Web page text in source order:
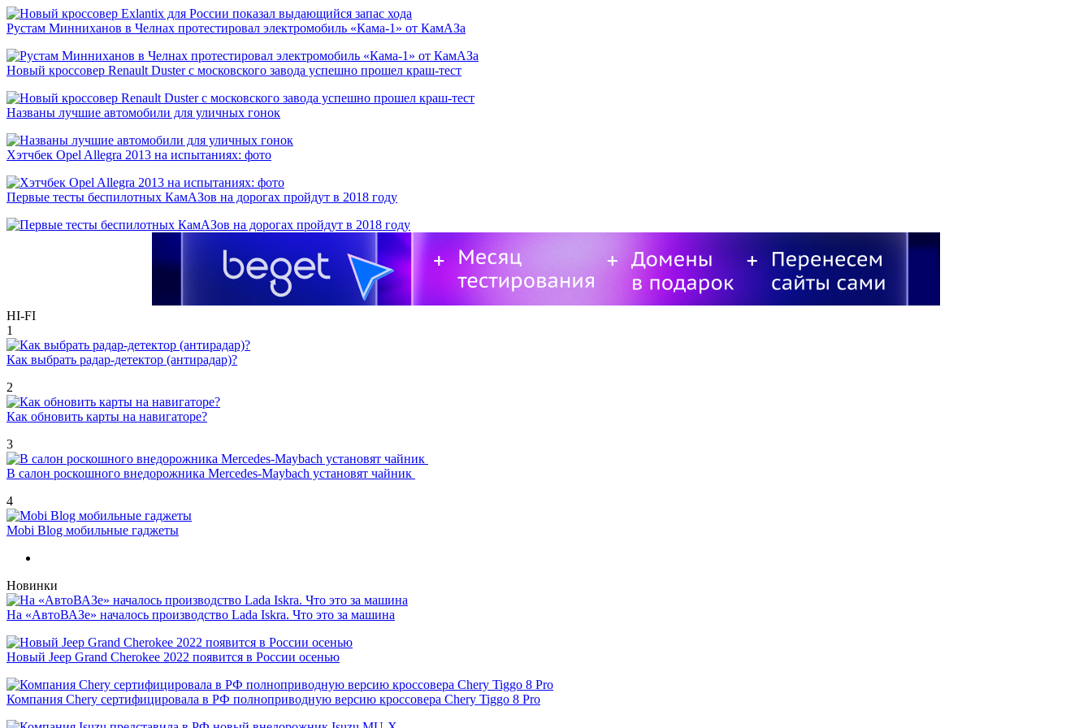
Рустам Минниханов в Челнах протестировал электромобиль «Кама-1» от КамАЗа
Новый кроссовер Renault Duster с московского завода успешно прошел краш-тест
Названы лучшие автомобили для уличных гонок
Хэтчбек Opel Allegra 2013 на испытаниях: фото
Первые тесты беспилотных КамАЗов на дорогах пройдут в 2018 году
HI-FI
1
Как выбрать радар-детектор (антирадар)?
2
Как обновить карты на навигаторе?
3
В салон роскошного внедорожника Mercedes-Maybach установят чайник
4
Mobi Blog мобильные гаджеты
Новинки
На «АвтоВАЗе» началось производство Lada Iskra. Что это за машина
Новый Jeep Grand Cherokee 2022 появится в России осенью
Компания Chery сертифицировала в РФ полноприводную версию кроссовера Chery Tiggo 8 Pro